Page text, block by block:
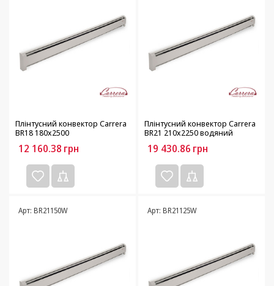
Плінтусний конвектор Carrera
BR18 180х2500
12 160.38 грн
Плінтусний конвектор Carrera
BR21 210х2250 водяний
19 430.86 грн
Арт: BR21150W Арт: BR21125W